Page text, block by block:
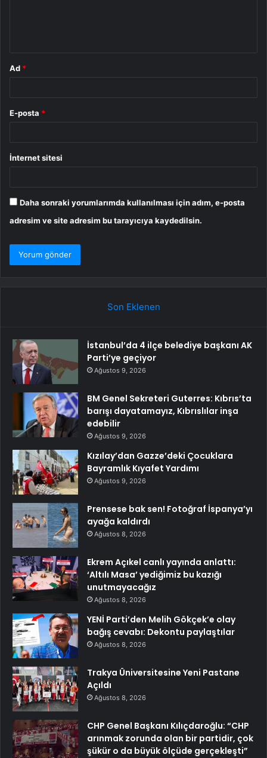
Ad *
E-posta *
İnternet sitesi
Daha sonraki yorumlarımda kullanılması için adım, e-posta
adresim ve site adresim bu tarayıcıya kaydedilsin.
Son Eklenen
İstanbul’da 4 ilçe belediye başkanı AK
Parti’ye geçiyor
Ağustos 9, 2026
BM Genel Sekreteri Guterres: Kıbrıs’ta
barışı dayatamayız, Kıbrıslılar inşa
edebilir
Ağustos 9, 2026
Kızılay’dan Gazze’deki Çocuklara
Bayramlık Kıyafet Yardımı
Ağustos 9, 2026
Prensese bak sen! Fotoğraf İspanya’yı
ayağa kaldırdı
Ağustos 8, 2026
Ekrem Açıkel canlı yayında anlattı:
‘Altılı Masa’ yediğimiz bu kazığı
unutmayacağız
Ağustos 8, 2026
YENİ Parti’den Melih Gökçek’e olay
bağış cevabı: Dekontu paylaştılar
Ağustos 8, 2026
Trakya Üniversitesine Yeni Pastane
Açıldı
Ağustos 8, 2026
CHP Genel Başkanı Kılıçdaroğlu: “CHP
arınmak zorunda olan bir partidir, çok
şükür o da büyük ölçüde gerçekleşti”